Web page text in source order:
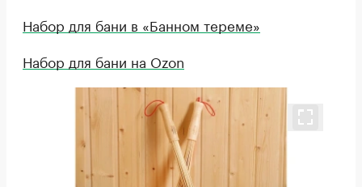
Набор для бани в «Банном тереме»
Набор для бани на Ozon